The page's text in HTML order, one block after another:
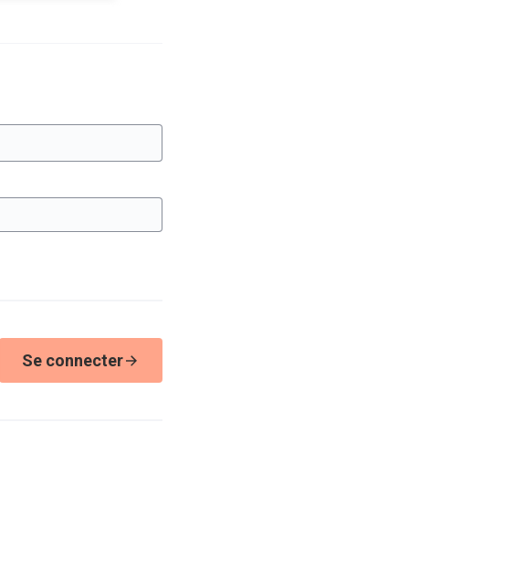
Se connecter